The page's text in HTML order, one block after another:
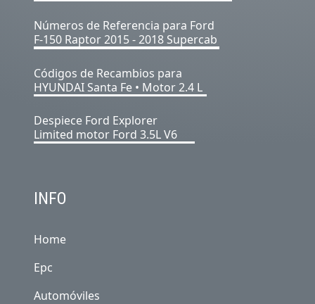
Números de Referencia para Ford
F-150 Raptor 2015 - 2018 Supercab
Códigos de Recambios para
HYUNDAI Santa Fe • Motor 2.4 L
Despiece Ford Explorer
Limited motor Ford 3.5L V6
INFO
Home
Epc
Automóviles